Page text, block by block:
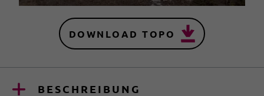
DOWNLOAD TOPO
BESCHREIBUNG